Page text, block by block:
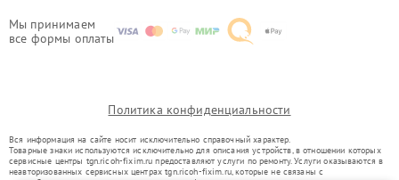
Мы принимаем
все формы оплаты
Политика конфиденциальности
Вся информация на сайте носит исключительно справочный характер.
Товарные знаки используются исключительно для описания устройств, в отношении которых
сервисные центры tgn.ricoh-fixim.ru предоставляют услуги по ремонту. Услуги оказываются в
неавторизованных сервисных центрах tgn.ricoh-fixim.ru, которые не связаны с